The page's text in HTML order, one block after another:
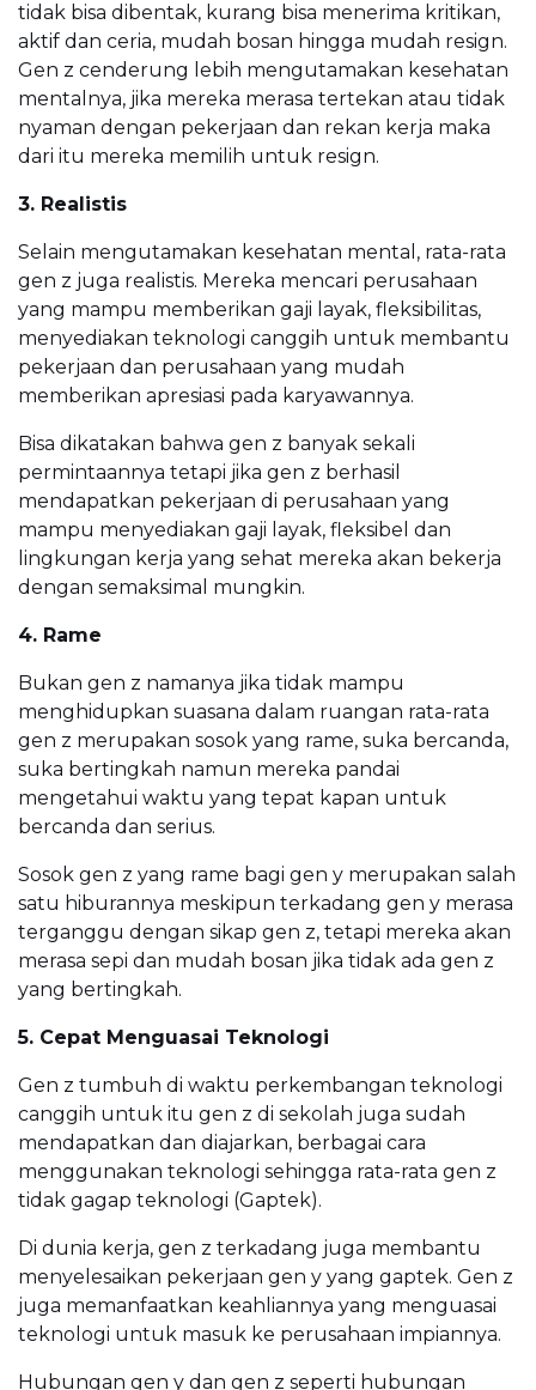
tidak bisa dibentak, kurang bisa menerima kritikan,
aktif dan ceria, mudah bosan hingga mudah resign.
Gen z cenderung lebih mengutamakan kesehatan
mentalnya, jika mereka merasa tertekan atau tidak
nyaman dengan pekerjaan dan rekan kerja maka
dari itu mereka memilih untuk resign.
3. Realistis
Selain mengutamakan kesehatan mental, rata-rata
gen z juga realistis. Mereka mencari perusahaan
yang mampu memberikan gaji layak, fleksibilitas,
menyediakan teknologi canggih untuk membantu
pekerjaan dan perusahaan yang mudah
memberikan apresiasi pada karyawannya.
Bisa dikatakan bahwa gen z banyak sekali
permintaannya tetapi jika gen z berhasil
mendapatkan pekerjaan di perusahaan yang
mampu menyediakan gaji layak, fleksibel dan
lingkungan kerja yang sehat mereka akan bekerja
dengan semaksimal mungkin.
4. Rame
Bukan gen z namanya jika tidak mampu
menghidupkan suasana dalam ruangan rata-rata
gen z merupakan sosok yang rame, suka bercanda,
suka bertingkah namun mereka pandai
mengetahui waktu yang tepat kapan untuk
bercanda dan serius.
Sosok gen z yang rame bagi gen y merupakan salah
satu hiburannya meskipun terkadang gen y merasa
terganggu dengan sikap gen z, tetapi mereka akan
merasa sepi dan mudah bosan jika tidak ada gen z
yang bertingkah.
5. Cepat Menguasai Teknologi
Gen z tumbuh di waktu perkembangan teknologi
canggih untuk itu gen z di sekolah juga sudah
mendapatkan dan diajarkan, berbagai cara
menggunakan teknologi sehingga rata-rata gen z
tidak gagap teknologi (Gaptek).
Di dunia kerja, gen z terkadang juga membantu
menyelesaikan pekerjaan gen y yang gaptek. Gen z
juga memanfaatkan keahliannya yang menguasai
teknologi untuk masuk ke perusahaan impiannya.
Hubungan gen y dan gen z seperti hubungan